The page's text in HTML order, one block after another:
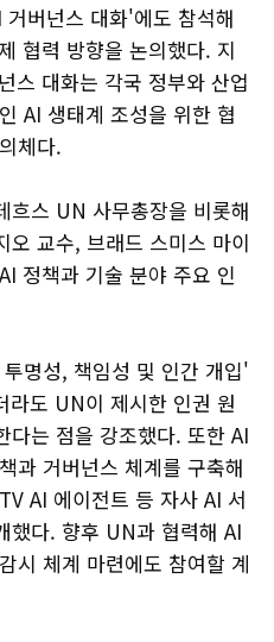
버넌스 대화'에도 참석해
협력 방향을 논의했다. 지
스 대화는 각국 정부와 산업
AI 생태계 조성을 위한 협
체다.
흐스 UN 사무총장을 비롯해
오 교수, 브래드 스미스 마이
정책과 기술 분야 주요 인
명성, 책임성 및 인간 개입'
라도 UN이 제시한 인권 원
다는 점을 강조했다. 또한 AI
과 거버넌스 체계를 구축해
AI 에이전트 등 자사 AI 서
했다. 향후 UN과 협력해 AI
시 체계 마련에도 참여할 계